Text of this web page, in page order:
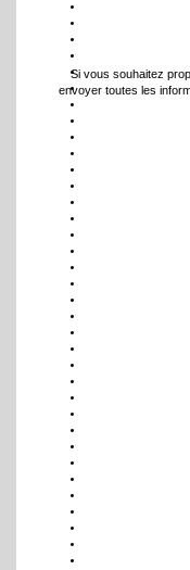
Si vous souhaitez
envoyer toutes les